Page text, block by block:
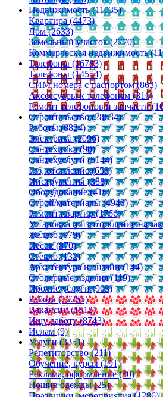
Недвижимость (11035)
Квартира (4473)
Дом (2633)
Земельный участок (2770)
Коммерческая недвижимость
Телефоны (16783)
Телефоны (14554)
СИМ номера с паспортом (863)
Аксессуары к телефонам (316)
Ремонт телефонов и запчасти
Строительство (28634)
Работы (8824)
Электрика (2096)
Сантехника (90)
Сантехуслуги (5144)
Газ, отопление (653)
Инструменты (388)
Оборудование (416)
Строй/материалы (4943)
Ремонт квартир (1766)
Установка и изготовление на
Железо (979)
Песок (870)
Стекло (132)
Архитектура и дизайн (144)
Столярные изделия (119)
Прочие услуги (903)
Работа (10255)
Вакансии (1512)
Ищу работу (8743)
Ислам (9)
Услуги (3351)
Репетиторство (211)
Обучение, курсы (191)
Реклама, оформление (50)
Пошив одежды (25)